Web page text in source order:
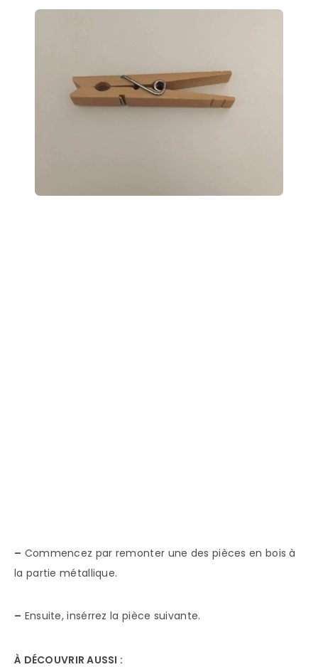
– Commencez par remonter une des pièces en bois à
la partie métallique.
– Ensuite, insérrez la pièce suivante.
À DÉCOUVRIR AUSSI :